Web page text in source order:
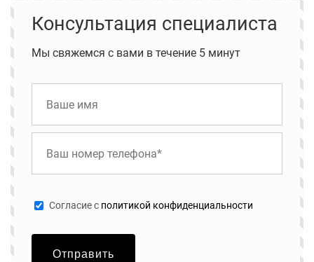
Консультация специалиста
Мы свяжемся с вами в течение 5 минут
Cогласие с политикой конфиденциальности
Отправить